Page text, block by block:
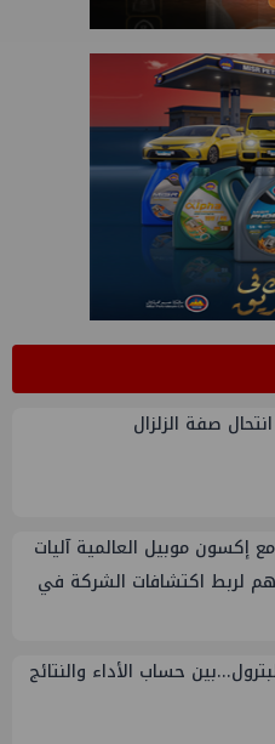
صفة الزلزال
إكسون موبيل العالمية آليات
لربط اكتشافات الشركة في
حساب الأداء والنتائج